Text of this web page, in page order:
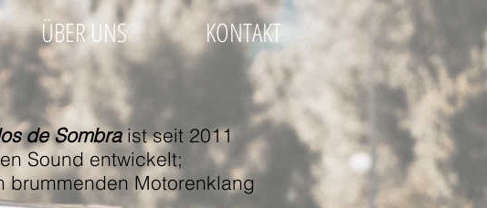
ÜBER UNS KONTAKT
de Sombraist seit 2011
Sound entwickelt;
brummenden Motorenklang